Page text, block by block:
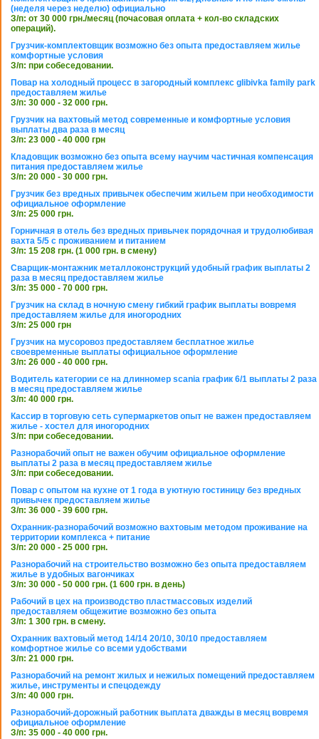
(неделя через неделю) официально
З/п: от 30 000 грн./месяц (почасовая оплата + кол-во складских
операций).
Грузчик-комплектовщик возможно без опыта предоставляем жилье
комфортные условия
З/п: при собеседовании.
Повар на холодный процесс в загородный комплекс glibivka family park
предоставляем жилье
З/п: 30 000 - 32 000 грн.
Грузчик на вахтовый метод современные и комфортные условия
выплаты два раза в месяц
З/п: 23 000 - 40 000 грн
Кладовщик возможно без опыта всему научим частичная компенсация
питания предоставляем жилье
З/п: 20 000 - 30 000 грн.
Грузчик без вредных привычек обеспечим жильем при необходимости
официальное оформление
З/п: 25 000 грн.
Горничная в отель без вредных привычек порядочная и трудолюбивая
вахта 5/5 с проживанием и питанием
З/п: 15 208 грн. (1 000 грн. в смену)
Сварщик-монтажник металлоконструкций удобный график выплаты 2
раза в месяц предоставляем жилье
З/п: 35 000 - 70 000 грн.
Грузчик на склад в ночную смену гибкий график выплаты вовремя
предоставляем жилье для иногородних
З/п: 25 000 грн
Грузчик на мусоровоз предоставляем бесплатное жилье
своевременные выплаты официальное оформление
З/п: 26 000 - 40 000 грн.
Водитель категории се на длинномер scania график 6/1 выплаты 2 раза
в месяц предоставляем жилье
З/п: 40 000 грн.
Кассир в торговую сеть супермаркетов опыт не важен предоставляем
жилье - хостел для иногородних
З/п: при собеседовании.
Разнорабочий опыт не важен обучим официальное оформление
выплаты 2 раза в месяц предоставляем жилье
З/п: при собеседовании.
Повар с опытом на кухне от 1 года в уютную гостиницу без вредных
привычек предоставляем жилье
З/п: 36 000 - 39 600 грн.
Охранник-разнорабочий возможно вахтовым методом проживание на
территории комплекса + питание
З/п: 20 000 - 25 000 грн.
Разнорабочий на строительство возможно без опыта предоставляем
жилье в удобных вагончиках
З/п: 30 000 - 50 000 грн. (1 600 грн. в день)
Рабочий в цех на производство пластмассовых изделий
предоставляем общежитие возможно без опыта
З/п: 1 300 грн. в смену.
Охранник вахтовый метод 14/14 20/10, 30/10 предоставляем
комфортное жилье со всеми удобствами
З/п: 21 000 грн.
Разнорабочий на ремонт жилых и нежилых помещений предоставляем
жилье, инструменты и спецодежду
З/п: 40 000 грн.
Разнорабочий-дорожный работник выплата дважды в месяц вовремя
официальное оформление
З/п: 35 000 - 40 000 грн.